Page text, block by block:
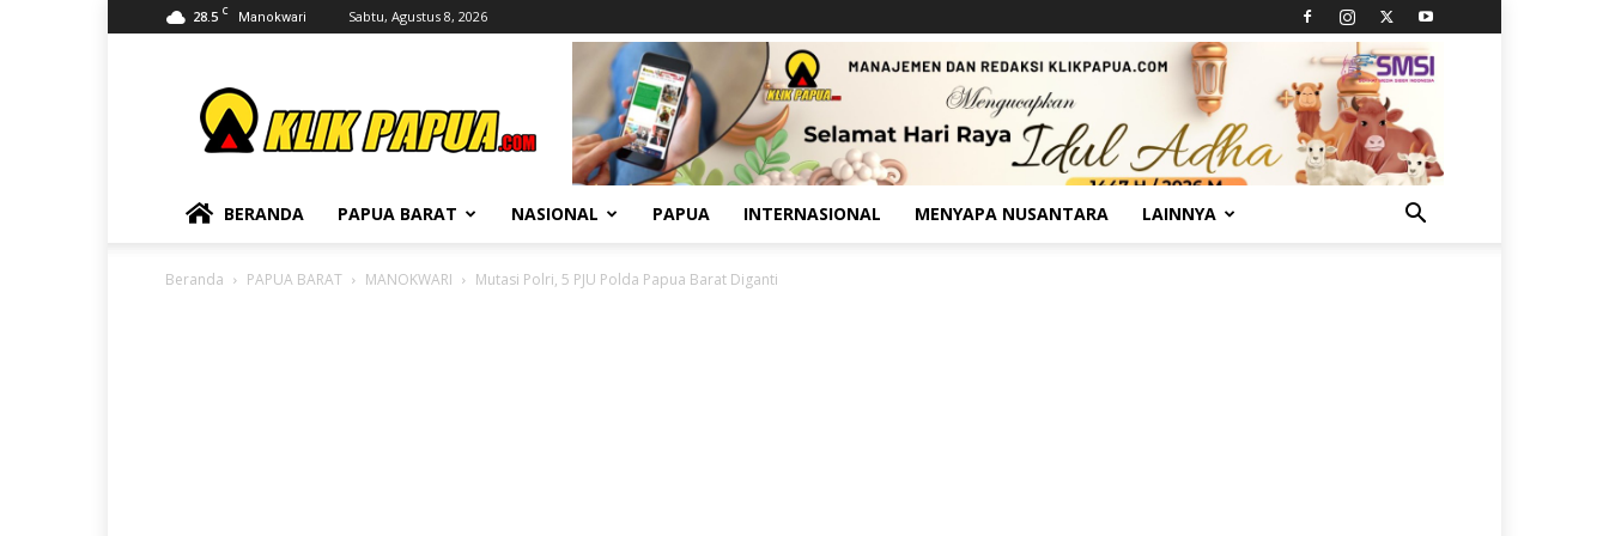
28.5 C Manokwari Sabtu, Agustus 8, 2026
BERANDA PAPUA BARAT NASIONAL PAPUA INTERNASIONAL MENYAPA NUSANTARA LAINNYA
Beranda PAPUA BARAT MANOKWARI Mutasi Polri, 5 PJU Polda Papua Barat Diganti